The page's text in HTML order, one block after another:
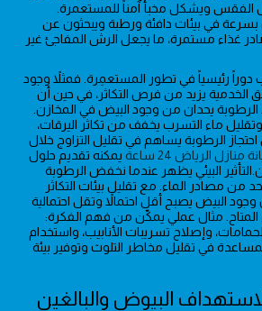
الفقس ويشكل مخبأً آمناً للمستعمرة.
بسرعة في بيئات دافئة ورطبة ويبحثون عن
غذاء مستمرة، ما يجعل الرش المفاجئ غير
دوراً رئيسياً في تطور المستعمِرة. فمثلاً وجود
الخدمية يزيد من فرص التكاثر، في حين أن
يحدان من وجود البيض في المخازن.
ماء التسرب يخفف من تكاثر اليرقات،
احتجاز الرطوبة يساهم في تقليل التزاوج خلال
الرياض 24 ساعة
يمكنه تقديم حلول
البيئي يظهر عندما نخفض الرطوبة
من مصادر الماء. مع تقليل بيئات التكاثر
البيض يصبح أقل احتمالاً وتقل احتمالية
المتاح. مثال عملي يمكّن من فهم الفكرة:
وإصلاح تسريبات الأنابيب، واستخدام
في تقليل مخاطر التلوث وتوفير بيئة
البيوض والبالغين